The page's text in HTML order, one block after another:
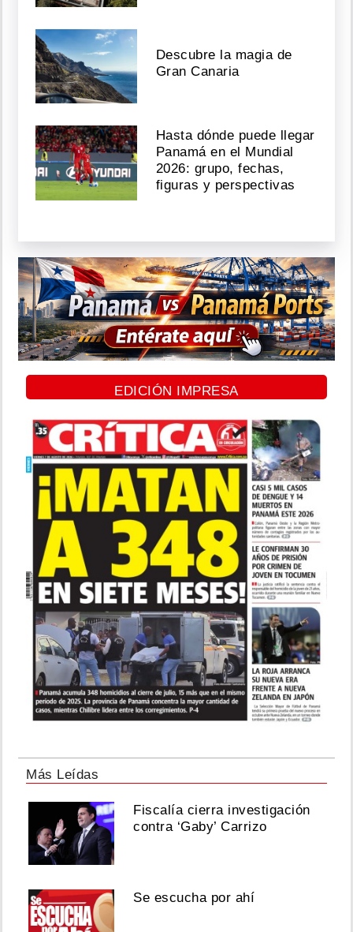
Descubre la magia de
Gran Canaria
Hasta dónde puede llegar
Panamá en el Mundial
2026: grupo, fechas,
figuras y perspectivas
EDICIÓN IMPRESA
Más Leídas
Fiscalía cierra investigación
contra ‘Gaby’ Carrizo
Se escucha por ahí